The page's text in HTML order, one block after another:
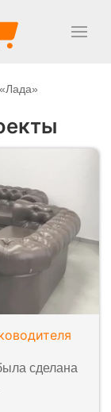
сделана